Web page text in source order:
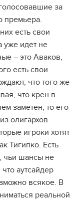
за
премьера.
есть свои
уже идет не
– это Аваков,
есть свои
что того же
что крен в
заметен, то его
олигархов
игроки хотят
Тигипко. Есть
чьи шансы не
аутсайдер
всякое. В
реальной